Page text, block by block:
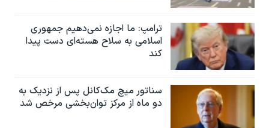
ترامپ: ما اجازه نمی‌دهیم جمهوری
اسلامی به سلاح هسته‌ای دست پیدا
کند
سناتور میچ مک‌کانل پس از نزدیک به
دو ماه از مرکز توان‌بخشی مرخص شد